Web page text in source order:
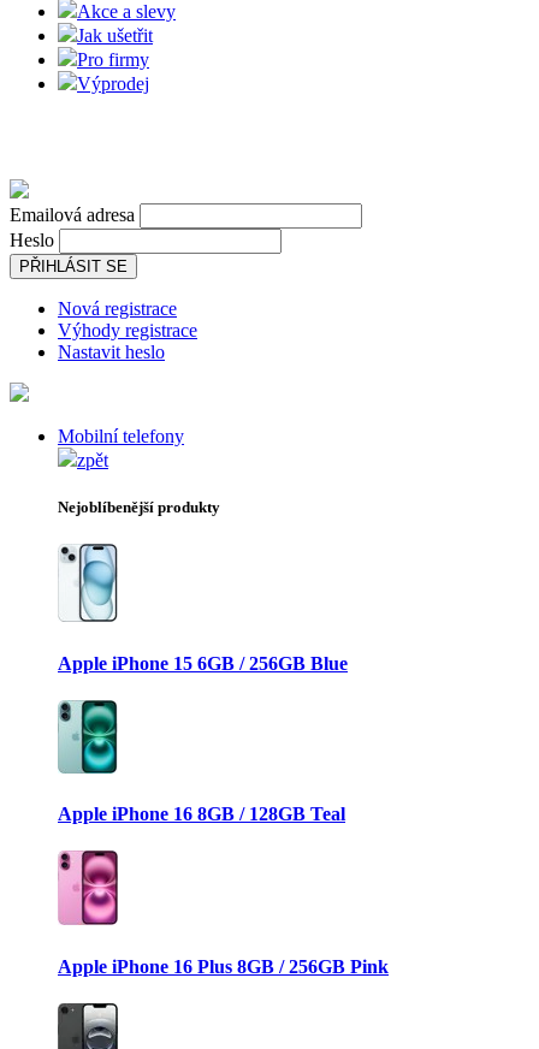
Akce a slevy
Jak ušetřit
Pro firmy
Výprodej
Emailová adresa
Heslo
PŘIHLÁSIT SE
Nová registrace
Výhody registrace
Nastavit heslo
Mobilní telefony
zpět
Nejoblíbenější produkty
Apple iPhone 15 6GB / 256GB Blue
Apple iPhone 16 8GB / 128GB Teal
Apple iPhone 16 Plus 8GB / 256GB Pink